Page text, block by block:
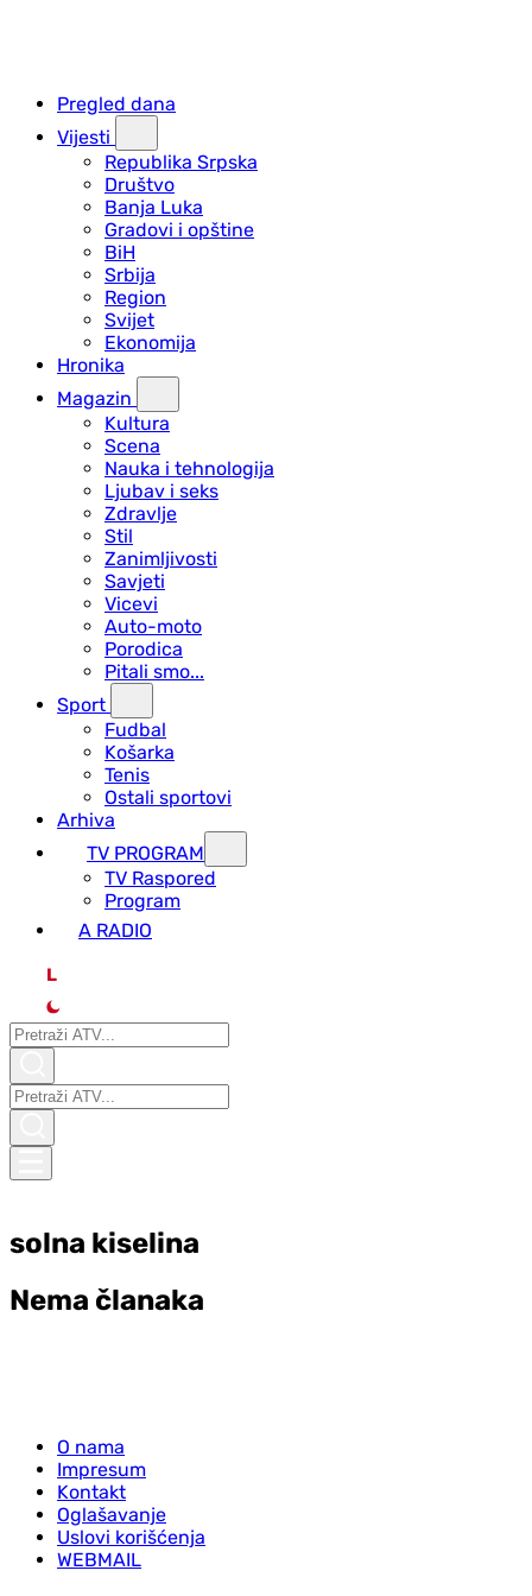
Pregled dana
Vijesti
Republika Srpska
Društvo
Banja Luka
Gradovi i opštine
BiH
Srbija
Region
Svijet
Ekonomija
Hronika
Magazin
Kultura
Scena
Nauka i tehnologija
Ljubav i seks
Zdravlje
Stil
Zanimljivosti
Savjeti
Vicevi
Auto-moto
Porodica
Pitali smo...
Sport
Fudbal
Košarka
Tenis
Ostali sportovi
Arhiva
TV PROGRAM
ТV Raspored
Program
A RADIO
L
solna kiselina
Nema članaka
O nama
Impresum
Kontakt
Oglašavanje
Uslovi korišćenja
WEBMAIL